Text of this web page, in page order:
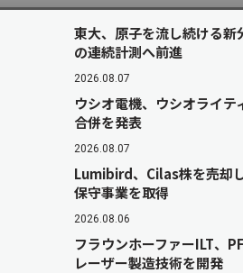
東大、原子を流し続ける
の連続計測へ前進
2026.08.07
ウシオ電機、ウシオライ
合併を発表
2026.08.07
Lumibird、Cilas株を売却
保守事業を取得
2026.08.06
フラウンホーファーILT、
レーザー製造技術を開発